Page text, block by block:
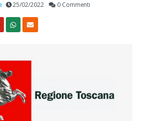
25/02/2022 0 Commenti